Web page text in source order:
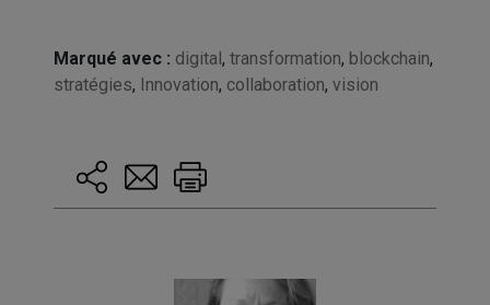
Marqué avec : digital, transformation, blockchain,
stratégies, Innovation, collaboration, vision